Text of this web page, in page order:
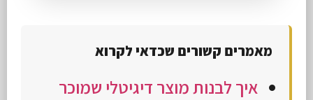
מאמרים קשורים שכדאי לקרוא
איך לבנות מוצר דיגיטלי שמוכר